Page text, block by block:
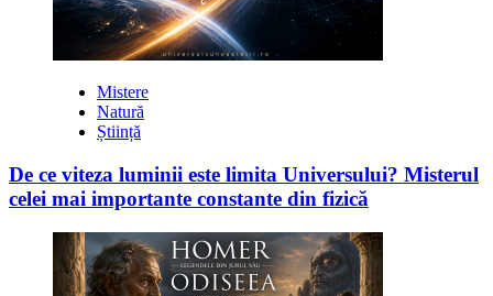
Mistere
Natură
Știință
De ce viteza luminii este limita Universului? Misterul
celei mai importante constante din fizică